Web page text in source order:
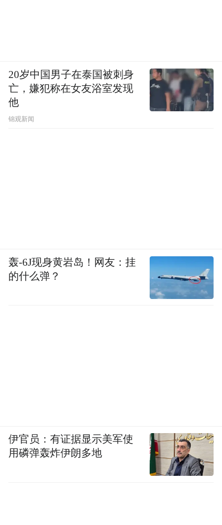
20岁中国男子在泰国被刺身
亡，嫌犯称在女友浴室发现
他
锦观新闻
轰-6J现身黄岩岛！网友：挂
的什么弹？
伊官员：有证据显示美军使
用磷弹轰炸伊朗多地